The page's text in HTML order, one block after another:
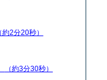
約2分20秒）
（約3分30秒）